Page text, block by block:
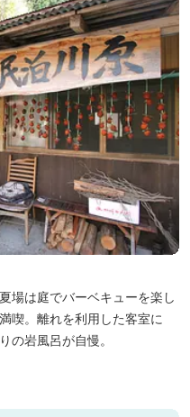
場は庭でバーベキューを楽し
喫。離れを利用した客室に
の岩風呂が自慢。